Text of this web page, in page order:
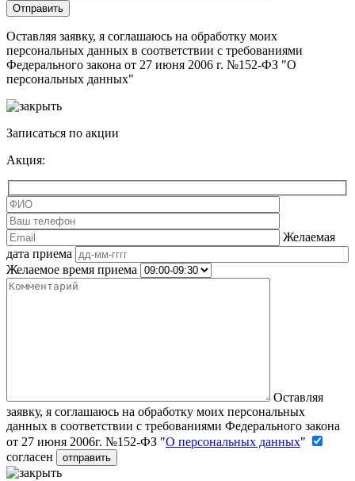
Оставляя заявку, я соглашаюсь на обработку моих
персональных данных в соответствии с требованиями
Федерального закона от 27 июня 2006 г. №152-ФЗ "О
персональных данных"
Записаться по акции
Акция:
Желаемая
дата приема
Желаемое время приема
Оставляя
заявку, я соглашаюсь на обработку моих персональных
данных в соответствии с требованиями Федерального закона
от 27 июня 2006г. №152-ФЗ "О персональных данных"
согласен